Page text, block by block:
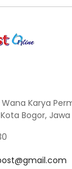
Karya
Bogor,